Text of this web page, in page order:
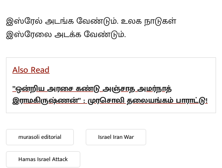
இஸ்ரேல் அடங்க வேண்டும். உலக நாடுகள்
இஸ்ரேலை அடக்க வேண்டும்.
Also Read
”ஒன்றிய அரசை கண்டு அஞ்சாத அமர்நாத்
இராமகிருஷ்ணன்” : முரசொலி தலையங்கம் பாராட்டு!
murasoli editorial Israel Iran War
Hamas Israel Attack